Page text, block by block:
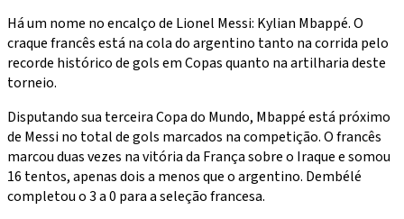
Há um nome no encalço de Lionel Messi: Kylian Mbappé. O
craque francês está na cola do argentino tanto na corrida pelo
recorde histórico de gols em Copas quanto na artilharia deste
torneio.
Disputando sua terceira Copa do Mundo, Mbappé está próximo
de Messi no total de gols marcados na competição. O francês
marcou duas vezes na vitória da França sobre o Iraque e somou
16 tentos, apenas dois a menos que o argentino. Dembélé
completou o 3 a 0 para a seleção francesa.